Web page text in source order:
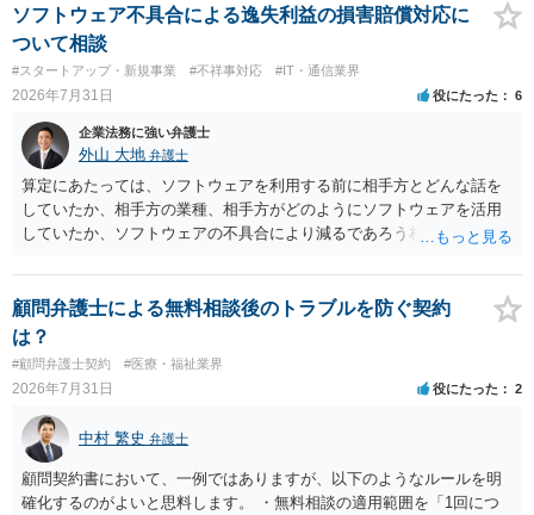
で、訴訟を提起してきたら粛々と対応することになります。 少額訴訟
は、１人（１社）年間１０回までしかできないので、こちらが毅然と
支払いを拒否すれば、少額訴訟を提起する可能性は、低いものと思わ
れます。 ただ、裁判を東京などの遠隔地で起こされますと、対応する
だけで費用がかかりますので、難しいところです。 当事者での対応で
すと、押し負けて支払うかもと考えますので、弁護士に依頼するなど
して対応をすれば、より裁判をしてくる可能性は減りますが、当然費
用がかかります。 毅然と拒否して後は裁判するならしてくださいの対
応、弁護士に依頼して同様の対応、裁判してきたら、従業員にて粛々
と対応のどれかを選択することになります。 以上、ご参考まで。
ソフトウェア不具合による逸失利益の損害賠償対応に
ついて相談
#スタートアップ・新規事業 #不祥事対応 #IT・通信業界
2026年7月31日 役にたった 6
企業法務に強い弁護士
外山 大地 弁護士
算定にあたっては、ソフトウェアを利用する前に相手方とどんな話を
していたか、相手方の業種、相手方がどのようにソフトウェアを活用
していたか、ソフトウェアの不具合により減るであろう相手方の将来
ます。 すでに王先生からも回答されている通り、最寄りの弁護士に相
談されることをお勧めします。
顧問弁護士による無料相談後のトラブルを防ぐ契約
は？
#顧問弁護士契約 #医療・福祉業界
2026年7月31日 役にたった 2
中村 繁史 弁護士
顧問契約書において、一例ではありますが、以下のようなルールを明
確化するのがよいと思料します。 ・無料相談の適用範囲を「1回につ